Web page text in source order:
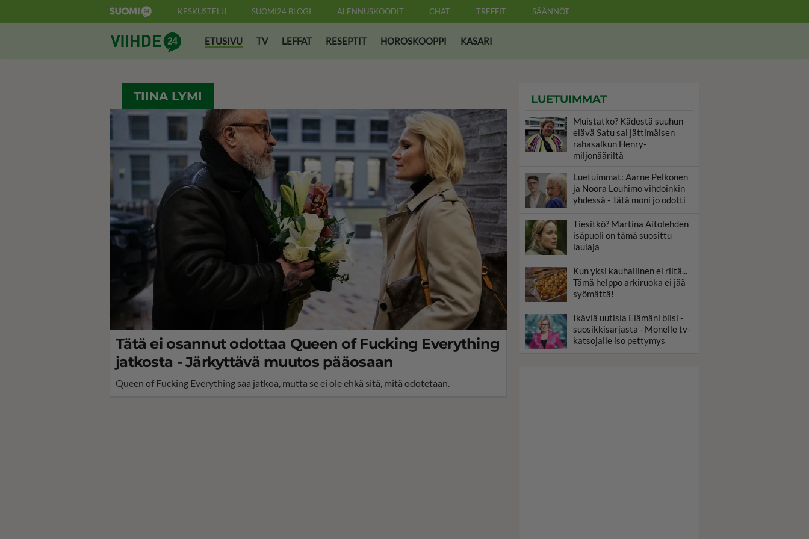
KESKUSTELU SUOMI24 BLOGI ALENNUSKOODIT CHAT TREFFIT SÄÄNNÖT
Suomi24 ViihdeETUSIVU TV LEFFAT RESEPTIT HOROSKOOPPI KASARI
TIINA LYMI
Tätä ei osannut odottaa Queen of Fucking Everything
jatkosta - Järkyttävä muutos pääosaan
Queen of Fucking Everything saa jatkoa, mutta se ei ole ehkä sitä, mitä odotetaan.
LUETUIMMAT
Muistatko? Kädestä suuhun
elävä Satu sai jättimäisen
rahasalkun Henry-
miljonääriltä
Luetuimmat: Aarne Pelkonen
ja Noora Louhimo vihdoinkin
yhdessä - Tätä moni jo odotti
Tiesitkö? Martina Aitolehden
isäpuoli on tämä suosittu
laulaja
Kun yksi kauhallinen ei riitä...
Tämä helppo arkiruoka ei jää
syömättä!
Ikäviä uutisia Elämäni biisi -
suosikkisarjasta - Monelle tv-
katsojalle iso pettymys